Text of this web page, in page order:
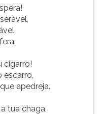
cigarro!
escarro,
apedreja.
tua chaga,